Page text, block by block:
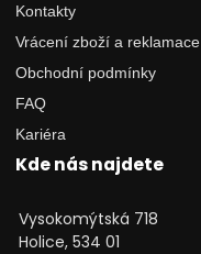
Kontakty
Vrácení zboží a reklamace
Obchodní podmínky
FAQ
Kariéra
Kde nás najdete
Vysokomýtská 718
Holice, 534 01